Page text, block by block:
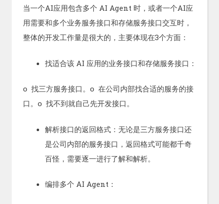
当一个AI应用包含多个 AI Agent 时，或者一个AI应
用需要和多个业务服务接口和存储服务接口交互时，
整体的开发工作量是很大的，主要体现在3个方面：
找适合该 AI 应用的业务接口和存储服务接口：
o 找三方服务接口。o 在公司内部找合适的服务的接
口。o 找不到就自己先开发接口。
解析接口的返回格式：无论是三方服务接口还
是公司内部的服务接口，返回格式可能都千奇
百怪，需要逐一进行了解和解析。
编排多个 AI Agent：